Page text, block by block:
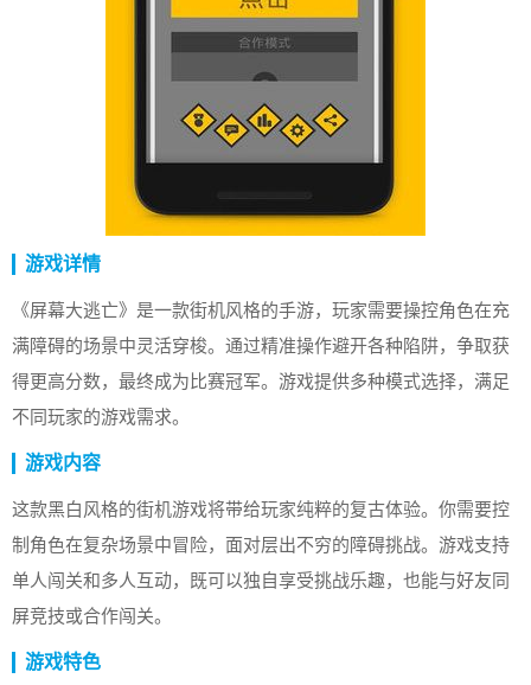
游戏详情
《屏幕大逃亡》是一款街机风格的手游，玩家需要操控角色在充
满障碍的场景中灵活穿梭。通过精准操作避开各种陷阱，争取获
得更高分数，最终成为比赛冠军。游戏提供多种模式选择，满足
不同玩家的游戏需求。
游戏内容
这款黑白风格的街机游戏将带给玩家纯粹的复古体验。你需要控
制角色在复杂场景中冒险，面对层出不穷的障碍挑战。游戏支持
单人闯关和多人互动，既可以独自享受挑战乐趣，也能与好友同
屏竞技或合作闯关。
游戏特色